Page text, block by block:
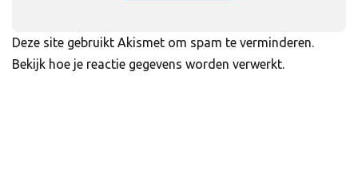
Deze site gebruikt Akismet om spam te verminderen.
Bekijk hoe je reactie gegevens worden verwerkt.